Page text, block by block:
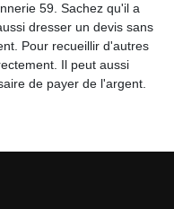
59. Sachez qu'il a
dresser un devis sans
Pour recueillir d'autres
Il peut aussi
de payer de l'argent.